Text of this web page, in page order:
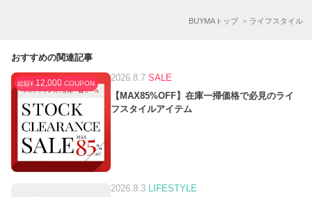
BUYMAトップ ライフスタイル
おすすめの関連記事
総額¥ 12,000 COUPON
2026.8.7 SALE
【MAX85%OFF】在庫一掃価格で必見のライ
フスタイルアイテム
2026.8.3
LIFESTYLE